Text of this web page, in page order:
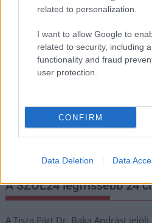
related to personalization.
I want to allow Google to
related to security, including
functionality and fraud
user protection.
CONFIRM
Data Deletion Data
Hírlevél
Adja meg keresztnevét:
meg e-mail címét:
Megismertem és elfogadom a
Nem szeretne lemaradni semmiről?
legfrissebb információkkal és exkluzív
A SZOL24 legfrissebb 24
A Tisza Párt Dr. Baka Andrást